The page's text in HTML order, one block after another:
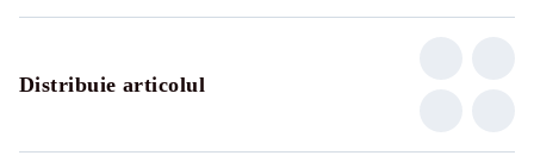
Distribuie articolul